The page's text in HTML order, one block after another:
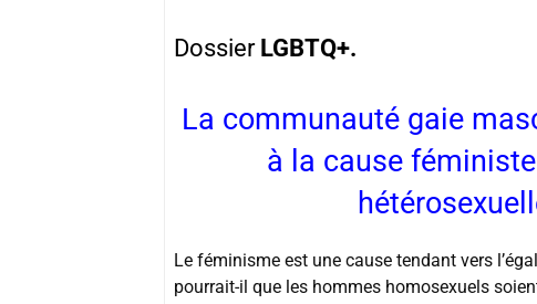
Dossier LGBTQ+.
La communauté gaie
à la cause
Le féminisme est une cause tendant vers
pourrait-il que les hommes homosexuels